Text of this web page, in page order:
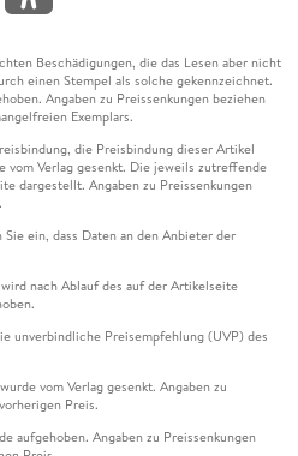
Beschädigungen, die das Lesen aber nicht
einen Stempel als solche gekennzeichnet.
Angaben zu Preissenkungen beziehen
Exemplars.
die Preisbindung dieser Artikel
vom Verlag gesenkt. Die jeweils zutreffende
dargestellt. Angaben zu Preissenkungen
ein, dass Daten an den Anbieter der
nach Ablauf des auf der Artikelseite
unverbindliche Preisempfehlung (UVP) des
vom Verlag gesenkt. Angaben zu
Preis.
aufgehoben. Angaben zu Preissenkungen